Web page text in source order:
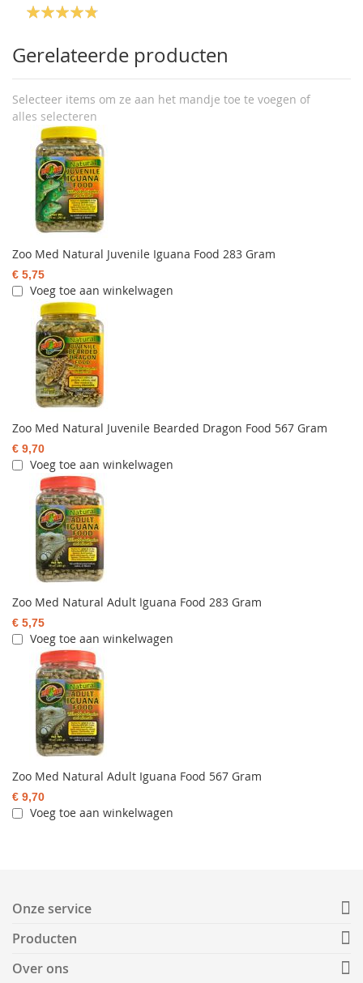
Gerelateerde producten
Selecteer items om ze aan het mandje toe te voegen of
alles selecteren
Zoo Med Natural Juvenile Iguana Food 283 Gram
€ 5,75
Voeg toe aan winkelwagen
Zoo Med Natural Juvenile Bearded Dragon Food 567 Gram
€ 9,70
Voeg toe aan winkelwagen
Zoo Med Natural Adult Iguana Food 283 Gram
€ 5,75
Voeg toe aan winkelwagen
Zoo Med Natural Adult Iguana Food 567 Gram
€ 9,70
Voeg toe aan winkelwagen
Onze service
Producten
Over ons